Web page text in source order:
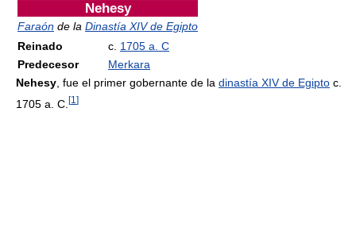
Nehesy
Faraón de la Dinastía XIV de Egipto
Reinado
c. 1705 a. C
Predecesor
Merkara
Nehesy , fue el primer gobernante de la dinastía XIV de Egipto c.
1705 a. C. [1 ]